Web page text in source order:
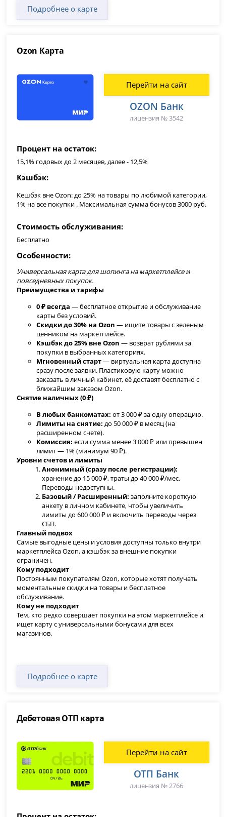
Подробнее о карте
Ozon Карта
Процент на остаток
15,1% годовых до 2 месяцев, далее - 12,5%
Кэшбэк
Кешбэк вне Ozon: до 25% на товары по любимой категории,
1% на все покупки . Максимальная сумма бонусов 3000 руб.
Стоимость обслуживания
Бесплатно
Особенности
Универсальная карта для шопинга на маркетплейсе и
повседневных покупок.
Преимущества и тарифы
0 ₽ всегда — бесплатное открытие и обслуживание
карты без условий.
Скидки до 30% на Ozon — ищите товары с зеленым
ценником на маркетплейсе.
Кэшбэк до 25% вне Ozon — возврат рублями за
покупки в выбранных категориях.
Мгновенный старт— виртуальная карта доступна
сразу после заявки. Пластиковую карту можно
заказать в личный кабинет, её доставят бесплатно с
ближайшим заказом Ozon.
Снятие наличных (0 ₽)
В любых банкоматах: от 3 000 ₽ за одну операцию.
Лимиты на снятие: до 50 000 ₽ в месяц (на
расширенном счете).
Комиссия: если сумма менее 3 000 ₽ или превышен
лимит — 1% (минимум 90 ₽).
Уровни счетов и лимиты
Анонимный (сразу после регистрации):
хранение до 15 000 ₽, траты до 40 000 ₽/мес.
Переводы недоступны.
Базовый / Расширенный: заполните короткую
анкету в личном кабинете, чтобы увеличить
лимиты до 600 000 ₽ и включить переводы через
СБП.
Главный подвох
Самые выгодные цены и условия доступны только внутри
маркетплейса Ozon, а кэшбэк за внешние покупки
ограничен.
Кому подходит
Постоянным покупателям Ozon, которые хотят получать
моментальные скидки на товары и бесплатное
обслуживание.
Кому не подходит
Тем, кто редко совершает покупки на этом маркетплейсе и
ищет карту с универсальными бонусами для всех
магазинов.
Перейти на сайт
OZON Банк
лицензия № 3542
Подробнее о карте
Дебетовая ОТП карта
Перейти на сайт
ОТП Банк
лицензия № 2766